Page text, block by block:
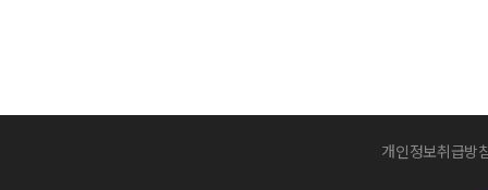
개인정보취급방